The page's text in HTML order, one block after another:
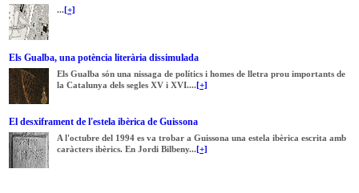
...[+]
Els Gualba, una potència literària dissimulada
Els Gualba són una nissaga de polítics i homes de lletra prou importants de
la Catalunya dels segles XV i XVI....[+]
El desxiframent de l'estela ibèrica de Guissona
A l'octubre del 1994 es va trobar a Guissona una estela ibèrica escrita amb
caràcters ibèrics. En Jordi Bilbeny...[+]